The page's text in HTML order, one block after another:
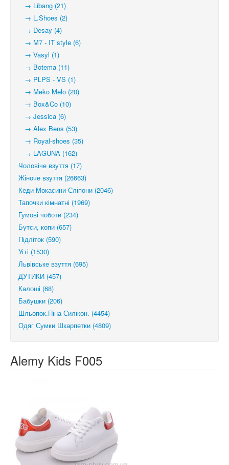
→ Libang (21)
→ L.Shoes (2)
→ Desay (4)
→ M7 - IT style (6)
→ Vasyl (1)
→ Botema (11)
→ PLPS - VS (1)
→ Meko Melo (20)
→ Box&Co (10)
→ Jessica (6)
→ Alex Bens (53)
→ Royal-shoes (35)
→ LAGUNA (162)
Чоловіче взуття (17)
Жіноче взуття (26663)
Кеди-Мокасини-Сліпони (2046)
Тапочки кімнатні (1969)
Гумові чоботи (234)
Бутси, копи (657)
Підліток (590)
Уггі (1530)
Львівське взуття (695)
ДУТИКИ (457)
Калоші (68)
Бабушки (206)
Шльопок.Піна-Силікон. (4454)
Одяг Сумки Шкарпетки (4809)
Alemy Kids F005